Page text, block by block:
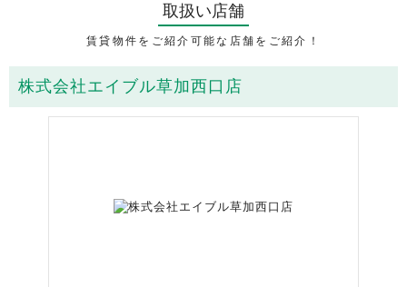
取扱い店舗
賃貸物件をご紹介可能な店舗をご紹介！
株式会社エイブル草加西口店